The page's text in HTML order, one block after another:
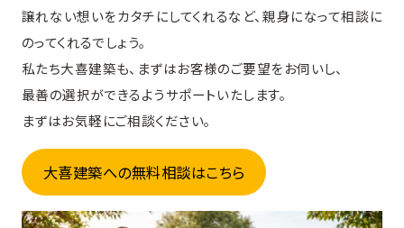
譲れない想いをカタチにしてくれるなど、親身になって相談に
のってくれるでしょう。
私たち大喜建築も、まずはお客様のご要望をお伺いし、
最善の選択ができるようサポートいたします。
まずはお気軽にご相談ください。
大喜建築への無料相談はこちら